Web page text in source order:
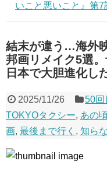
いこと悪いこと』第7
結末が違う…海外
邦画リメイク5選
日本で大胆進化し
2025/11/26 50回
TOKYOタクシー, あの
画, 最後まで行く , 知ら